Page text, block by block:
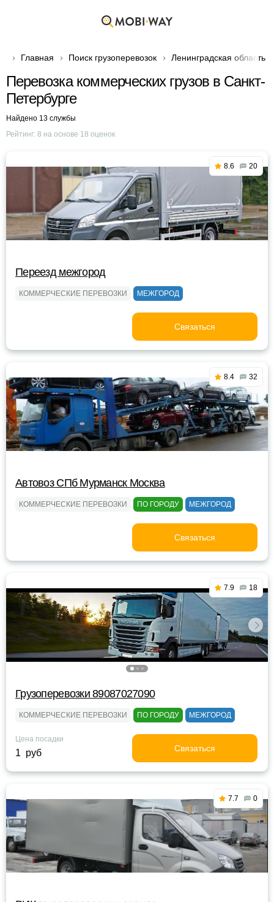
Главная Поиск грузоперевозок Ленинградская область
Перевозка коммерческих грузов в Санкт-
Петербурге
Найдено 13 службы
Рейтинг: 8 на основе 18 оценок
8.6 20
Переезд межгород
КОММЕРЧЕСКИЕ ПЕРЕВОЗКИ МЕЖГОРОД
Связаться
8.4 32
Автовоз СПб Мурманск Москва
КОММЕРЧЕСКИЕ ПЕРЕВОЗКИ ПО ГОРОДУ МЕЖГОРОД
Связаться
7.9 18
Грузоперевозки 89087027090
КОММЕРЧЕСКИЕ ПЕРЕВОЗКИ ПО ГОРОДУ МЕЖГОРОД
Цена посадки
1 руб Связаться
7.7 0